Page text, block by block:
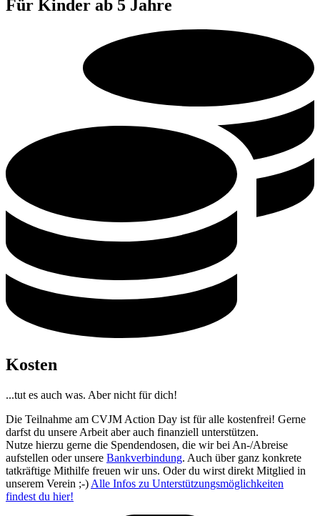
Für Kinder ab 5 Jahre
Kosten
...tut es auch was. Aber nicht für dich!
Die Teilnahme am CVJM Action Day ist für alle kostenfrei! Gerne
darfst du unsere Arbeit aber auch finanziell unterstützen.
Nutze hierzu gerne die Spendendosen, die wir bei An-/Abreise
aufstellen oder unsere Bankverbindung. Auch über ganz konkrete
tatkräftige Mithilfe freuen wir uns. Oder du wirst direkt Mitglied in
unserem Verein ;-) Alle Infos zu Unterstützungsmöglichkeiten
findest du hier!